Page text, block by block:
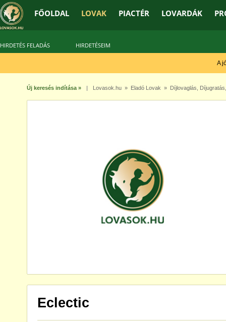
FŐOLDAL LOVAK PIACTÉR LOVARDÁK
HIRDETÉS FELADÁS HIRDETÉSEIM
A
Új keresés indítása » | Lovasok.hu» Eladó Lovak » Díjlovaglás Díjugratás
Eclectic